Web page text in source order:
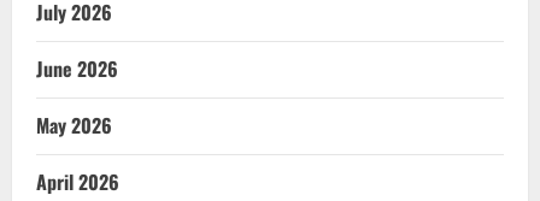
July 2026
June 2026
May 2026
April 2026